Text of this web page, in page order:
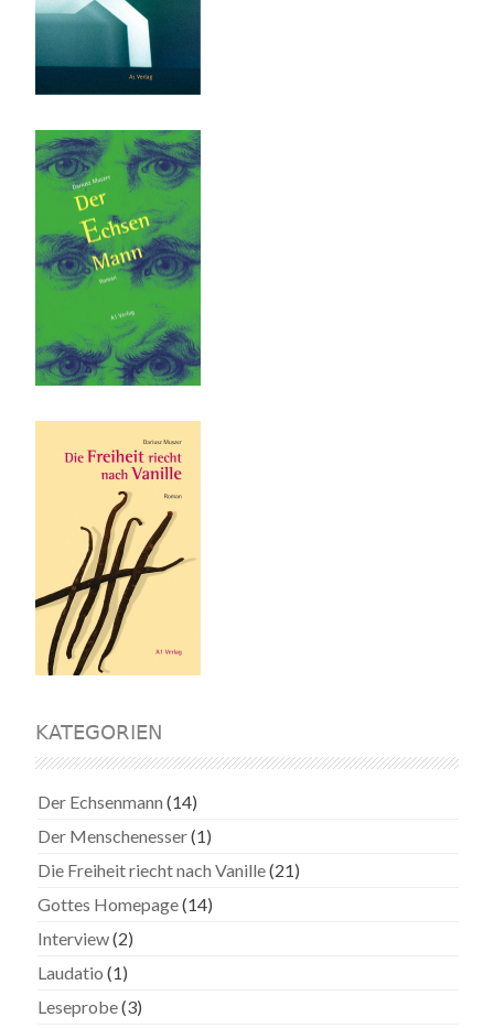
KATEGORIEN
Der Echsenmann (14)
Der Menschenesser(1)
Die Freiheit riecht nach Vanille(21)
Gottes Homepage(14)
Interview(2)
Laudatio (1)
Leseprobe(3)